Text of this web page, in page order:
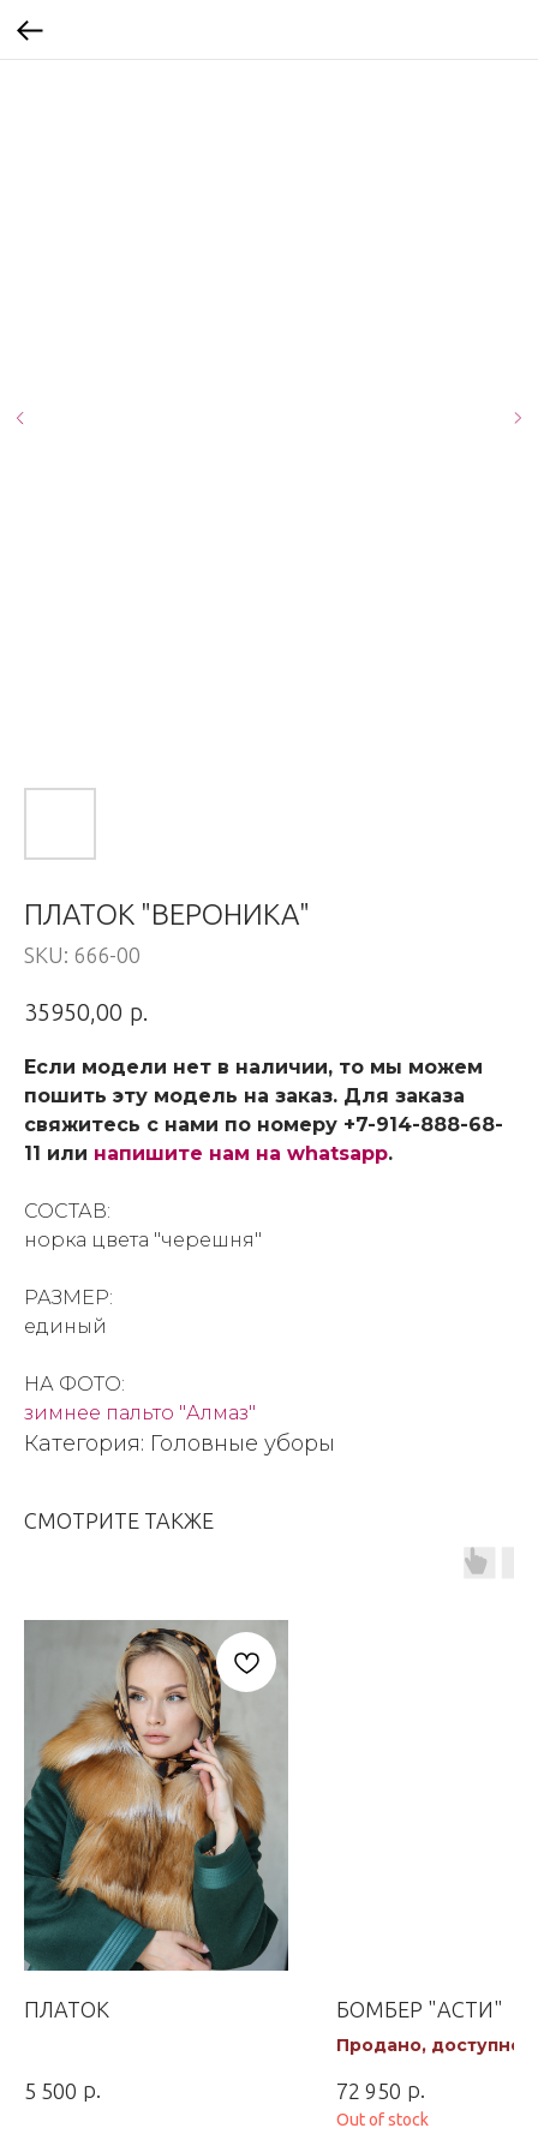
ПЛАТОК "ВЕРОНИКА"
SKU: 666-00
35950,00 р.
Если модели нет в наличии, то мы можем
пошить эту модель на заказ. Для заказа
свяжитесь с нами по номеру +7-914-888-68-
11 или напишите нам на whatsapp.
СОСТАВ:
норка цвета "черешня"
РАЗМЕР:
единый
НА ФОТО:
зимнее пальто "Алмаз"
Категория: Головные уборы
СМОТРИТЕ ТАКЖЕ
ПЛАТОК
5 500 р.
БОМБЕР "АСТИ"
Продано, доступно к
72 950 р.
Out of stock